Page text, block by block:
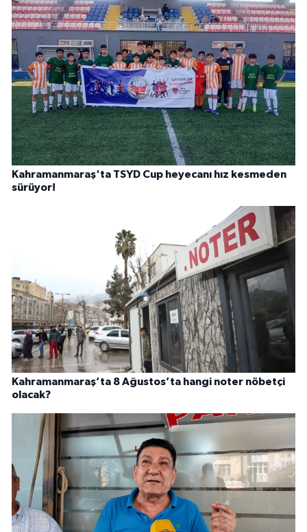
Kahramanmaraş'ta TSYD Cup heyecanı hız kesmeden
sürüyor!
Kahramanmaraş’ta 8 Ağustos’ta hangi noter nöbetçi
olacak?